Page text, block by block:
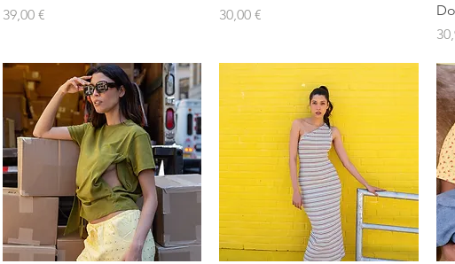
Prix
39,00 €
Prix
30,00 €